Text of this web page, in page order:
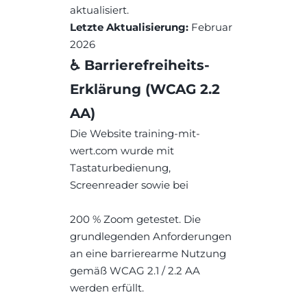
aktualisiert.
Letzte Aktualisierung: Februar
2026
♿ Barrierefreiheits-
Erklärung (WCAG 2.2
AA)
Die Website training-mit-
wert.com wurde mit
Tastaturbedienung,
Screenreader sowie bei
200 % Zoom getestet. Die
grundlegenden Anforderungen
an eine barrierearme Nutzung
gemäß WCAG 2.1 / 2.2 AA
werden erfüllt.